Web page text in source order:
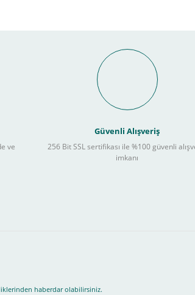
Sanal POS ile
aşağıdaki adımları takip ederek peşin fiyatına
ve
Güvenli Alışveriş
256 Bit SSL sertifikası ile %100 güvenli
imkanı
haberdar olabilirsiniz.